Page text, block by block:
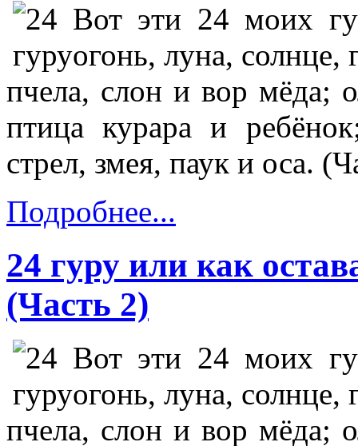
Вот эти 24 моих
огонь, луна, солнце,
пчела, слон и вор мёда;
птица курара и
стрел, змея, паук и оса.
Подробнее...
24 гуру или как
(Часть 2)
Вот эти 24 моих
огонь, луна, солнце,
пчела, слон и вор мёда;